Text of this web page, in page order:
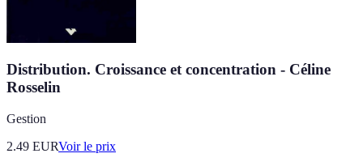
Distribution. Croissance et concentration - Céline
Rosselin
Gestion
2.49 EURVoir le prix